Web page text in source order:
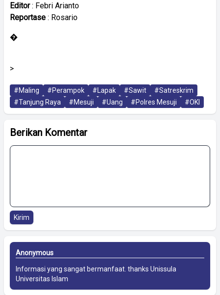
Editor: Febri Arianto
Reportase : Rosario
�
>
#Maling #Perampok #Lapak #Sawit
#Satreskrim
#Tanjung Raya
#Mesuji #Uang #Polres Mesuji #OKI
Berikan Komentar
Kirim
Anonymous
Informasi yang sangat bermanfaat. thanks Unissula
Universitas Islam